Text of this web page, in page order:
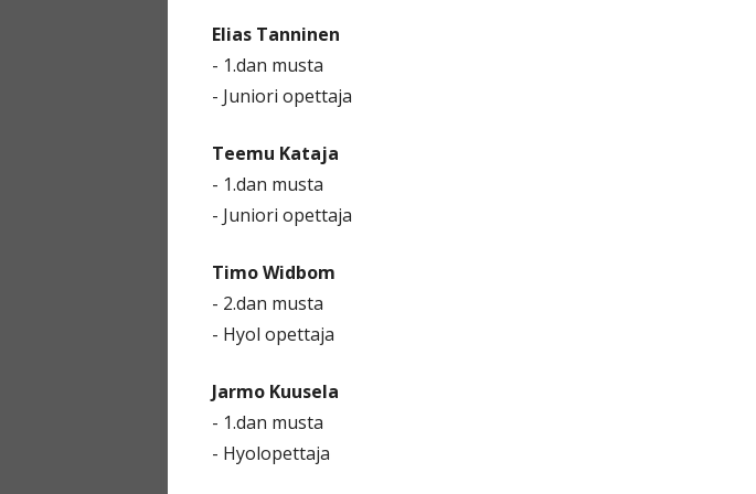
Elias Tanninen
- 1.dan musta
- Juniori opettaja
Teemu Kataja
- 1.dan musta
- Juniori opettaja
Timo Widbom
- 2.dan musta
- Hyol opettaja
Jarmo Kuusela
- 1.dan musta
- Hyolopettaja